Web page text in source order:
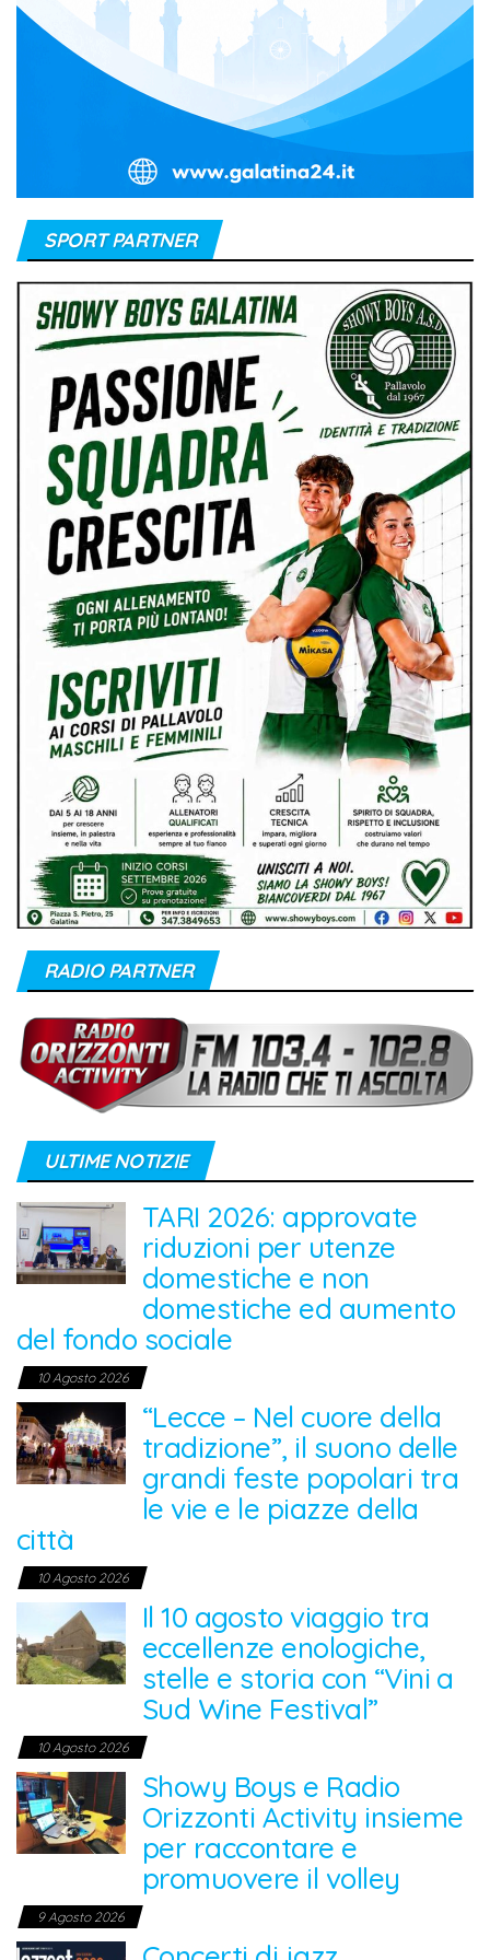
SPORT PARTNER
RADIO PARTNER
ULTIME NOTIZIE
TARI 2026: approvate
riduzioni per utenze
domestiche e non
domestiche ed aumento
del fondo sociale
10 Agosto 2026
“Lecce – Nel cuore della
tradizione”, il suono delle
grandi feste popolari tra
le vie e le piazze della
città
10 Agosto 2026
Il 10 agosto viaggio tra
eccellenze enologiche,
stelle e storia con “Vini a
Sud Wine Festival”
10 Agosto 2026
Showy Boys e Radio
Orizzonti Activity insieme
per raccontare e
promuovere il volley
9 Agosto 2026